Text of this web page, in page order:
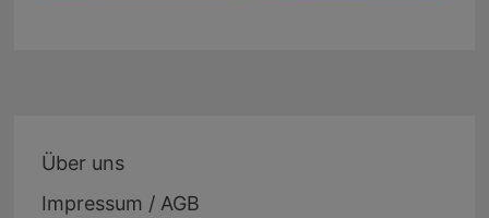
Über uns
Impressum / AGB